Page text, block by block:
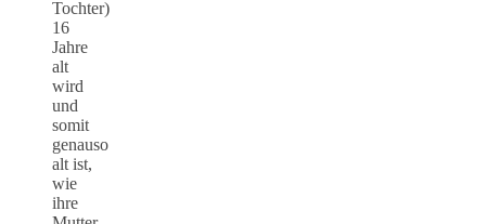
Tochter)
16
Jahre
alt
wird
und
somit
genauso
alt ist,
wie
ihre